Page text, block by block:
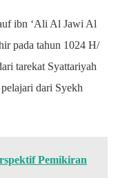
ibn ‘Ali Al Jawi Al
pada tahun 1024 H/
tarekat Syattariyah
dari Syekh
Pemikiran